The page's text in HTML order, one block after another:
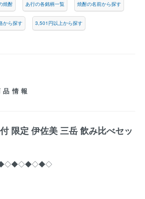
焼酎 あ行の各銘柄一覧 焼酎の名前から探す
から探す 3,501円以上から探す
品情報
限定 伊佐美 三岳 飲み比べセッ